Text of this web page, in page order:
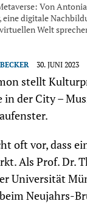
Von
eine digitale
Welt
30. JUNI 2023
stellt
in der City –
oft vor, dass
Als Prof. Dr.
Universität
Neujahrs-